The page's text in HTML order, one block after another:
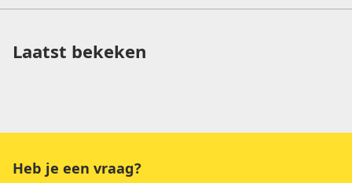
Laatst bekeken
Heb je een vraag?